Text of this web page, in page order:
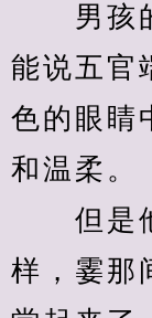
男孩的
能说五官
色的眼睛
和温柔。
但是他
样，霎那